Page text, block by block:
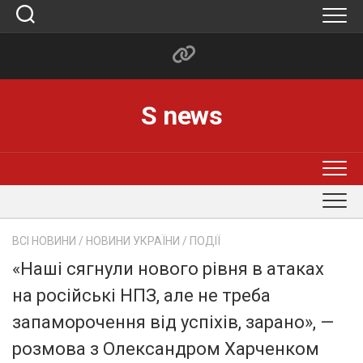
Skip
S news
ВСІ НОВИНИ / НОВИНИ УКРАЇНИ / ПОДІЇ
«Наші сягнули нового рівня в атаках
на російські НПЗ, але не треба
запаморочення від успіхів, зарано», —
розмова з Олександром Харченком